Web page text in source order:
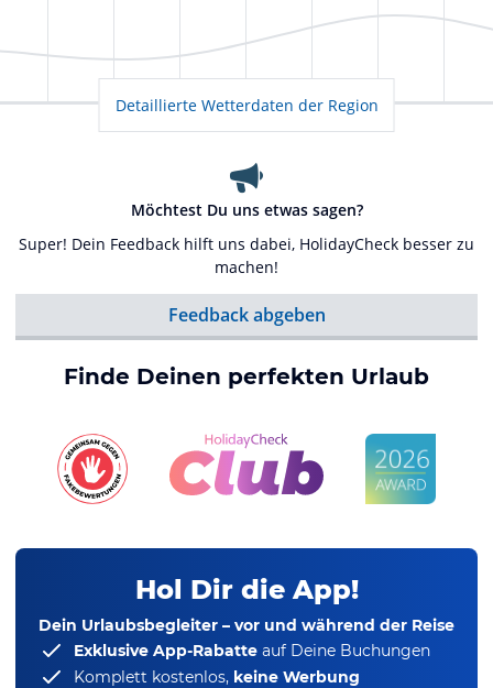
Detaillierte Wetterdaten der Region
Möchtest Du uns etwas sagen?
Super! Dein Feedback hilft uns dabei, HolidayCheck besser zu
machen!
Feedback abgeben
Finde Deinen perfekten Urlaub
Hol Dir die App!
Dein Urlaubsbegleiter – vor und während der Reise
Exklusive App-Rabatte auf Deine Buchungen
Komplett kostenlos, keine Werbung